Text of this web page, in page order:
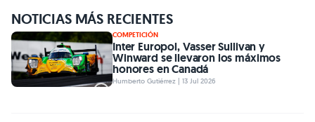
NOTICIAS MÁS RECIENTES
COMPETICIÓN
Inter Europol, Vasser Sullivan y
Winward se llevaron los máximos
honores en Canadá
Humberto Gutiérrez | 13 Jul 2026